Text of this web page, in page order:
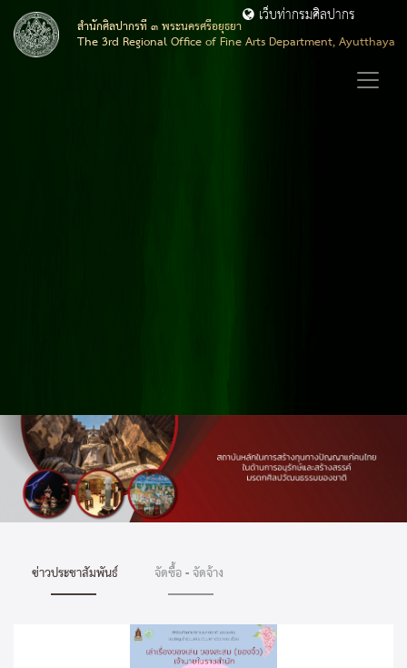
สำนักศิลปากรที่ ๓ พระนครศรีอยุธยา
The 3rd Regional Office of Fine Arts Department, Ayutthaya
เว็บท่ากรมศิลปากร
ข่าวประชาสัมพันธ์ จัดซื้อ - จัดจ้าง